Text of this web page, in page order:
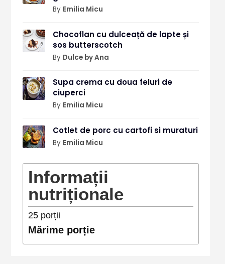
By Emilia Micu
Chocoflan cu dulceață de lapte și
sos butterscotch
By Dulce by Ana
Supa crema cu doua feluri de
ciuperci
By Emilia Micu
Cotlet de porc cu cartofi si muraturi
By Emilia Micu
Informații
nutriționale
25porții
Mărime porție